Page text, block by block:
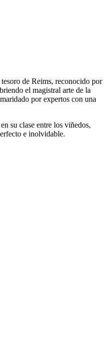
de Reims, reconocido por
el magistral arte de la
por expertos con una
su clase entre los viñedos,
e inolvidable.